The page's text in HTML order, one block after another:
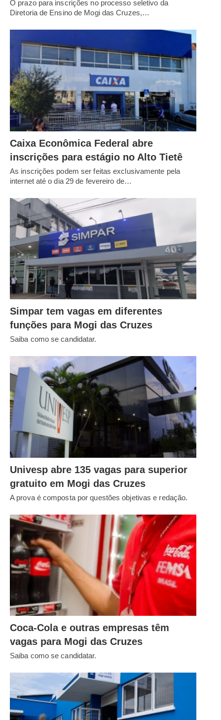
O prazo para inscrições no processo seletivo da
Diretoria de Ensino de Mogi das Cruzes,…
Caixa Econômica Federal abre
inscrições para estágio no Alto Tietê
As inscrições podem ser feitas exclusivamente pela
internet até o dia 29 de fevereiro de…
Simpar tem vagas em diferentes
funções para Mogi das Cruzes
Saiba como se candidatar.
Univesp abre 135 vagas para superior
gratuito em Mogi das Cruzes
A prova é composta por questões objetivas e redação.
Coca-Cola e outras empresas têm
vagas para Mogi das Cruzes
Saiba como se candidatar.